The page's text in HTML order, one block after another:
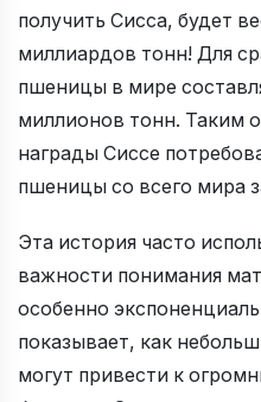
получить Сисса, будет
миллиардов тонн! Для
пшеницы в мире
миллионов тонн. Таким
награды Сиссе
пшеницы со всего мира
Эта история часто
важности понимания
особенно
показывает, как
могут привести к